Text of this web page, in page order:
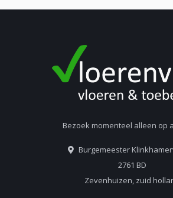
Bezoek momenteel alleen op
Burgemeester
2761 BD
Zevenhuizen, zuid